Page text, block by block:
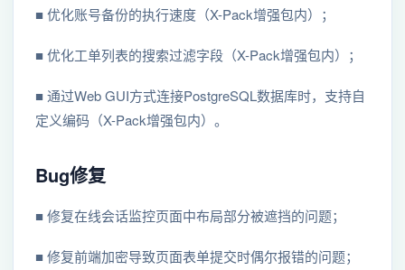
■ 优化账号备份的执行速度（X-Pack增强包内）；
■ 优化工单列表的搜索过滤字段（X-Pack增强包内）；
■ 通过Web GUI方式连接PostgreSQL数据库时，支持自
定义编码（X-Pack增强包内）。
Bug修复
■ 修复在线会话监控页面中布局部分被遮挡的问题；
■ 修复前端加密导致页面表单提交时偶尔报错的问题；